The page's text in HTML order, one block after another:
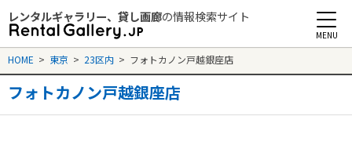
レンタルギャラリー、貸し画廊の情報検索サイト
Rental Gallery jp
HOME > 東京 > 23区内 > フォトカノン戸越銀座店
フォトカノン戸越銀座店